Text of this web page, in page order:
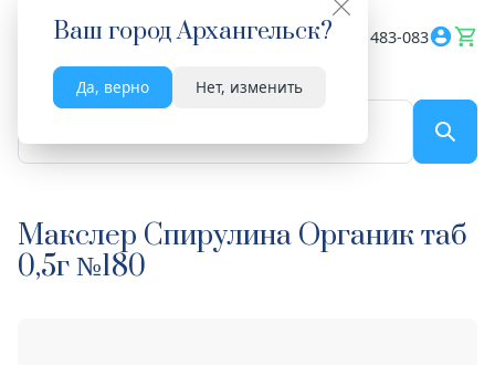
Ваш городАрхангельск?
Да, верно Нет, изменить
Весь сайт 8182 483-083
Макслер Спирулина Органик таб
0,5г №180